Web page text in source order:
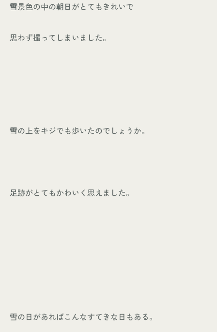
雪景色の中の朝日がとてもきれいで
思わず撮ってしまいました。
雪の上をキジでも歩いたのでしょうか。
足跡がとてもかわいく思えました。
雪の日があればこんなすてきな日もある。